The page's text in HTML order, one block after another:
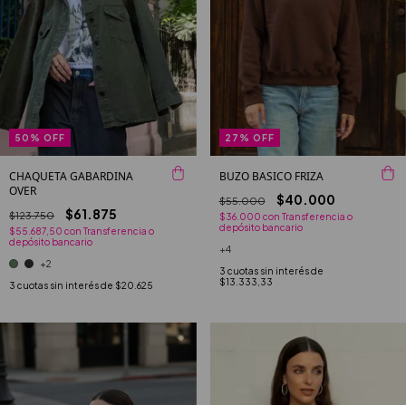
50 % OFF
CHAQUETA GABARDINA
OVER
$123.750 $61.875
$55.687,50 con Transferencia o
depósito bancario
+2
3 cuotas sin interés de $20.625
27 % OFF
BUZO BASICO FRIZA
$55.000 $40.000
$36.000 con Transferencia o
depósito bancario
+4
3 cuotas sin interés de
$13.333,33